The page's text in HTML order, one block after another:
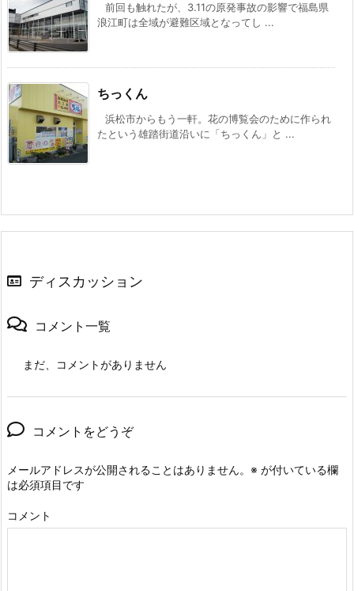
前回も触れたが、3.11の原発事故の影響で福島県
浪江町は全域が避難区域となってし ...
ちっくん
浜松市からもう一軒。花の博覧会のために作られ
たという雄踏街道沿いに「ちっくん」と ...
ディスカッション
コメント一覧
まだ、コメントがありません
コメントをどうぞ
メールアドレスが公開されることはありません。 ※ が付いている欄
は必須項目です
コメント